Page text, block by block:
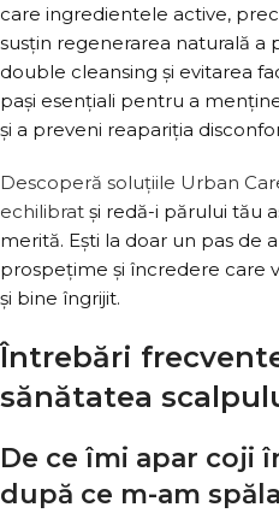
care ingredientele active,
susțin regenerarea naturală a
double cleansing și evitarea
pași esențiali pentru a
și a preveni reapariția
Descoperă soluțiile Urban
echilibrat și redă-i părului tău
merită. Ești la doar un pas de
prospețime și încredere care
și bine îngrijit.
Întrebări
sănătatea
De ce îmi apar coji
după ce m-am